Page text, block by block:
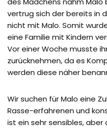
vertrug sich der bereits in
nicht mit Malo. Somit
eine Familie mit Kindern
Vor einer Woche musste
zurücknehmen, da es
werden diese näher
Wir suchen für Malo eine
Rasse-erfahrenen und
ist ein sehr sensibles,